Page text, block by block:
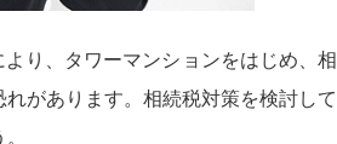
り、タワーマンションをはじめ、相
があります。相続税対策を検討して